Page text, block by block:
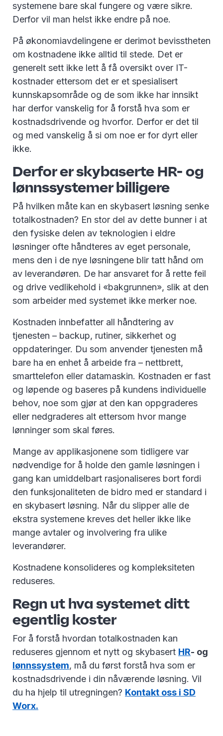
systemene bare skal fungere og være sikre.
Derfor vil man helst ikke endre på noe.
På økonomiavdelingene er derimot bevisstheten
om kostnadene ikke alltid til stede. Det er
generelt sett ikke lett å få oversikt over IT-
kostnader ettersom det er et spesialisert
kunnskapsområde og de som ikke har innsikt
har derfor vanskelig for å forstå hva som er
kostnadsdrivende og hvorfor. Derfor er det til
og med vanskelig å si om noe er for dyrt eller
ikke.
Derfor er skybaserte HR- og
lønnssystemer billigere
På hvilken måte kan en skybasert løsning senke
totalkostnaden? En stor del av dette bunner i at
den fysiske delen av teknologien i eldre
løsninger ofte håndteres av eget personale,
mens den i de nye løsningene blir tatt hånd om
av leverandøren. De har ansvaret for å rette feil
og drive vedlikehold i «bakgrunnen», slik at den
som arbeider med systemet ikke merker noe.
Kostnaden innbefatter all håndtering av
tjenesten – backup, rutiner, sikkerhet og
oppdateringer. Du som anvender tjenesten må
bare ha en enhet å arbeide fra – nettbrett,
smarttelefon eller datamaskin. Kostnaden er fast
og løpende og baseres på kundens individuelle
behov, noe som gjør at den kan oppgraderes
eller nedgraderes alt ettersom hvor mange
lønninger som skal føres.
Mange av applikasjonene som tidligere var
nødvendige for å holde den gamle løsningen i
gang kan umiddelbart rasjonaliseres bort fordi
den funksjonaliteten de bidro med er standard i
en skybasert løsning. Når du slipper alle de
ekstra systemene kreves det heller ikke like
mange avtaler og involvering fra ulike
leverandører.
Kostnadene konsolideres og kompleksiteten
reduseres.
Regn ut hva systemet ditt
egentlig koster
For å forstå hvordan totalkostnaden kan
reduseres gjennom et nytt og skybasert HR- og
lønnssystem, må du først forstå hva som er
kostnadsdrivende i din nåværende løsning. Vil
du ha hjelp til utregningen? Kontakt oss i SD
Worx.